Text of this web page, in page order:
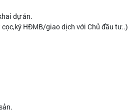
dự án.
HĐMB/giao dịch với Chủ đầu tư..)